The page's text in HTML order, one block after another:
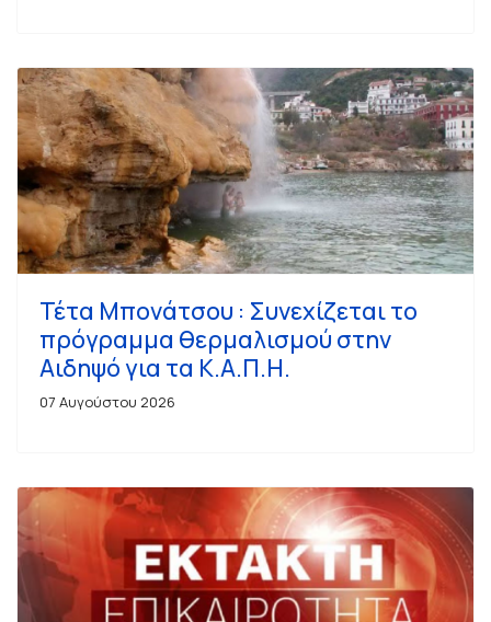
Τέτα Μπονάτσου : Συνεχίζεται το
πρόγραμμα θερμαλισμού στην
Αιδηψό για τα Κ.Α.Π.Η.
07 Αυγούστου 2026